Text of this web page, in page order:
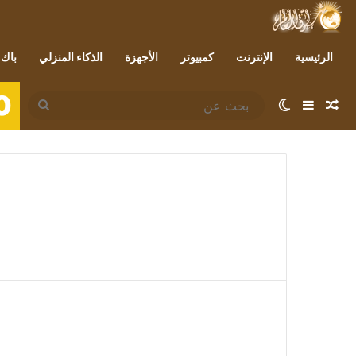
الرئيسية الإنترنت كمبيوتر الأجهزة الذكاء المنزلي
مقال عشوائي
إضافة عمود جانبي
الوضع المظلم
بحث
عن